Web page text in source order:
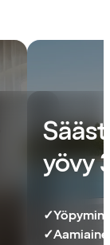
yövy
✓
✓